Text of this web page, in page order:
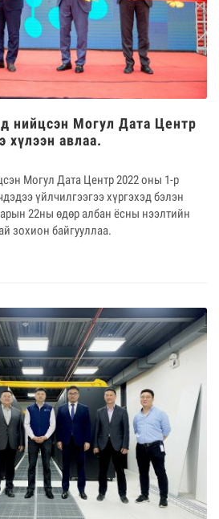
нийцсэн Могул Дата Центр
хүлээн авлаа.
Могул Дата Центр 2022 оны 1-р
үйлчилгээгээ хүргэхэд бэлэн
22ны өдөр албан ёсны нээлтийн
зохион байгууллаа.